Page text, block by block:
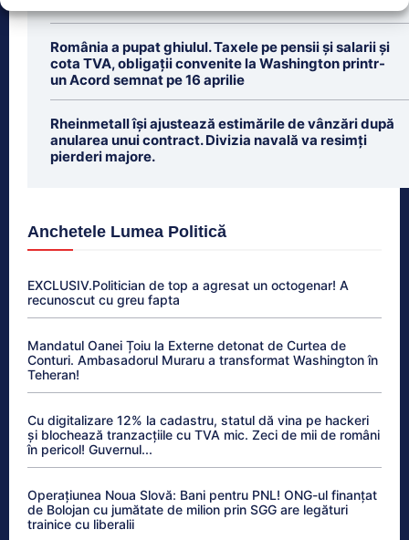
România a pupat ghiulul. Taxele pe pensii și salarii și
cota TVA, obligații convenite la Washington printr-
un Acord semnat pe 16 aprilie
Rheinmetall își ajustează estimările de vânzări după
anularea unui contract. Divizia navală va resimți
pierderi majore.
Anchetele Lumea Politică
EXCLUSIV.Politician de top a agresat un octogenar! A
recunoscut cu greu fapta
Mandatul Oanei Țoiu la Externe detonat de Curtea de
Conturi. Ambasadorul Muraru a transformat Washington în
Teheran!
Cu digitalizare 12% la cadastru, statul dă vina pe hackeri
și blochează tranzacțiile cu TVA mic. Zeci de mii de români
în pericol! Guvernul...
Operațiunea Noua Slovă: Bani pentru PNL! ONG-ul finanțat
de Bolojan cu jumătate de milion prin SGG are legături
trainice cu liberalii